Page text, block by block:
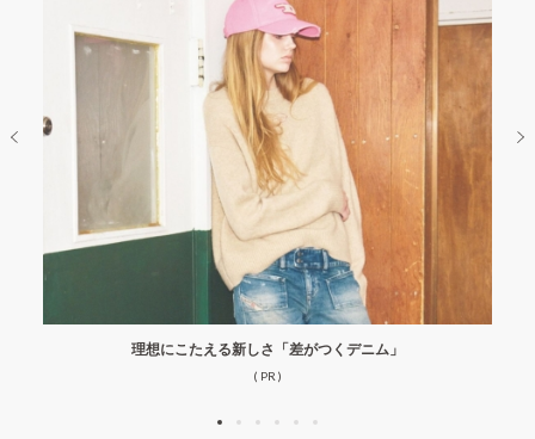
理想にこたえる新しさ「差がつくデニム」
( PR )